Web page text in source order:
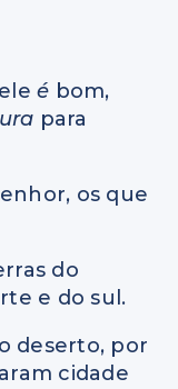
é bom,
para
os que
do
e do sul.
deserto, por
cidade